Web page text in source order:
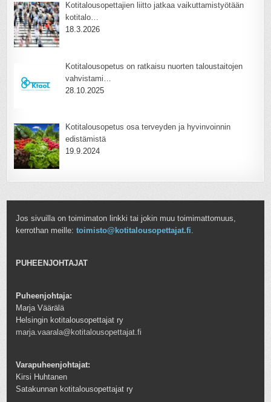
Kotitalousopettajien liitto jatkaa vaikuttamistyötään
kotitalo…
18.3.2026
Kotitalousopetus on ratkaisu nuorten taloustaitojen
vahvistami…
28.10.2025
Kotitalousopetus osa terveyden ja hyvinvoinnin
edistämistä
19.9.2024
Jos sivuilla on toimimaton linkki tai jokin muu toimimattomuus,
kerrothan meille:toimisto@kotitalousopettajat.fi.
PUHEENJOHTAJAT
Puheenjohtaja:
Marja Väärälä
Helsingin kotitalousopettajat ry
marja.vaarala@kotitalousopettajat.fi
Varapuheenjohtajat:
Kirsi Huhtanen
Satakunnan kotitalousopettajat ry